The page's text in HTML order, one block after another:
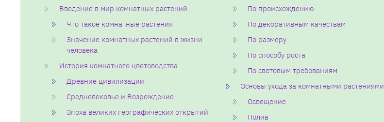
Введение в мир комнатных растений
Что такое комнатные растения
Значение комнатных растений в жизни
человека
История комнатного цветоводства
Древние цивилизации
Средневековье и Возрождение
Эпоха великих географических открытий
По происхождению
По декоративным качествам
По размеру
По способу роста
По световым требованиям
Основы ухода за комнатными растениями
Освещение
Полив